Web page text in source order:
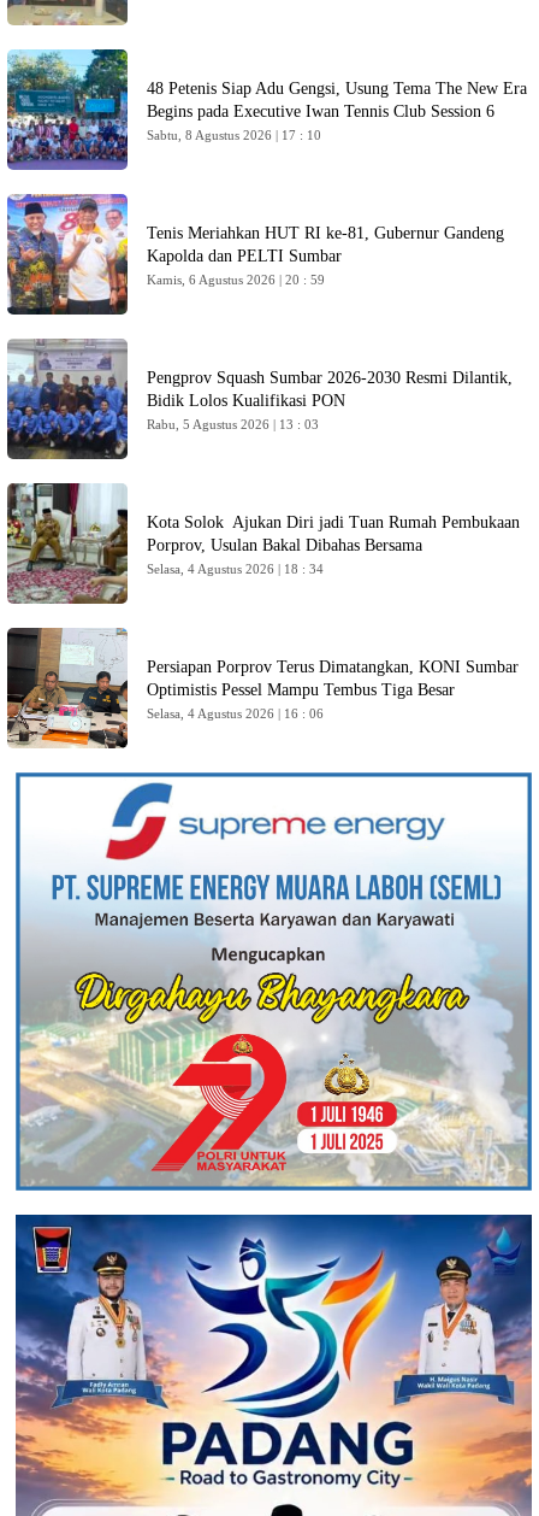
48 Petenis Siap Adu Gengsi, Usung Tema The New Era
Begins pada Executive Iwan Tennis Club Session 6
Sabtu, 8 Agustus 2026 | 17 : 10
Tenis Meriahkan HUT RI ke-81, Gubernur Gandeng
Kapolda dan PELTI Sumbar
Kamis, 6 Agustus 2026 | 20 : 59
Pengprov Squash Sumbar 2026-2030 Resmi Dilantik,
Bidik Lolos Kualifikasi PON
Rabu, 5 Agustus 2026 | 13 : 03
Kota Solok Ajukan Diri jadi Tuan Rumah Pembukaan
Porprov, Usulan Bakal Dibahas Bersama
Selasa, 4 Agustus 2026 | 18 : 34
Persiapan Porprov Terus Dimatangkan, KONI Sumbar
Optimistis Pessel Mampu Tembus Tiga Besar
Selasa, 4 Agustus 2026 | 16 : 06